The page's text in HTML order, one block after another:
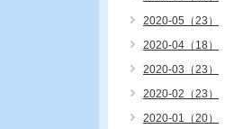
2020-05（23）
2020-04（18）
2020-03（23）
2020-02（23）
2020-01（20）